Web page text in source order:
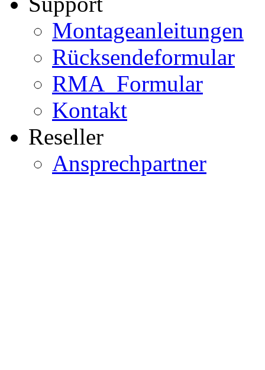
Montageanleitungen
Rücksendeformular
RMA_Formular
Kontakt
Reseller
Ansprechpartner